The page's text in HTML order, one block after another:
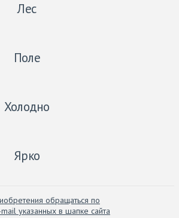
Лес
Поле
Холодно
Ярко
обращаться по
указанных в шапке сайта